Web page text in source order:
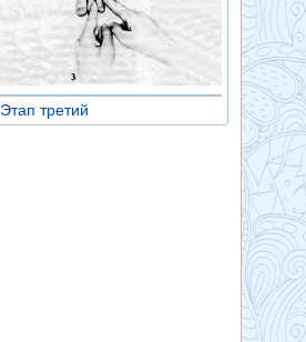
Этап третий